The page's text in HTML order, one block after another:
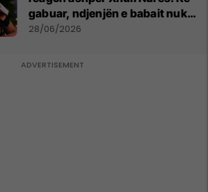
gabuar, ndjenjën e babait nuk
mund t'ia plotësosh kurrë
28/06/2026